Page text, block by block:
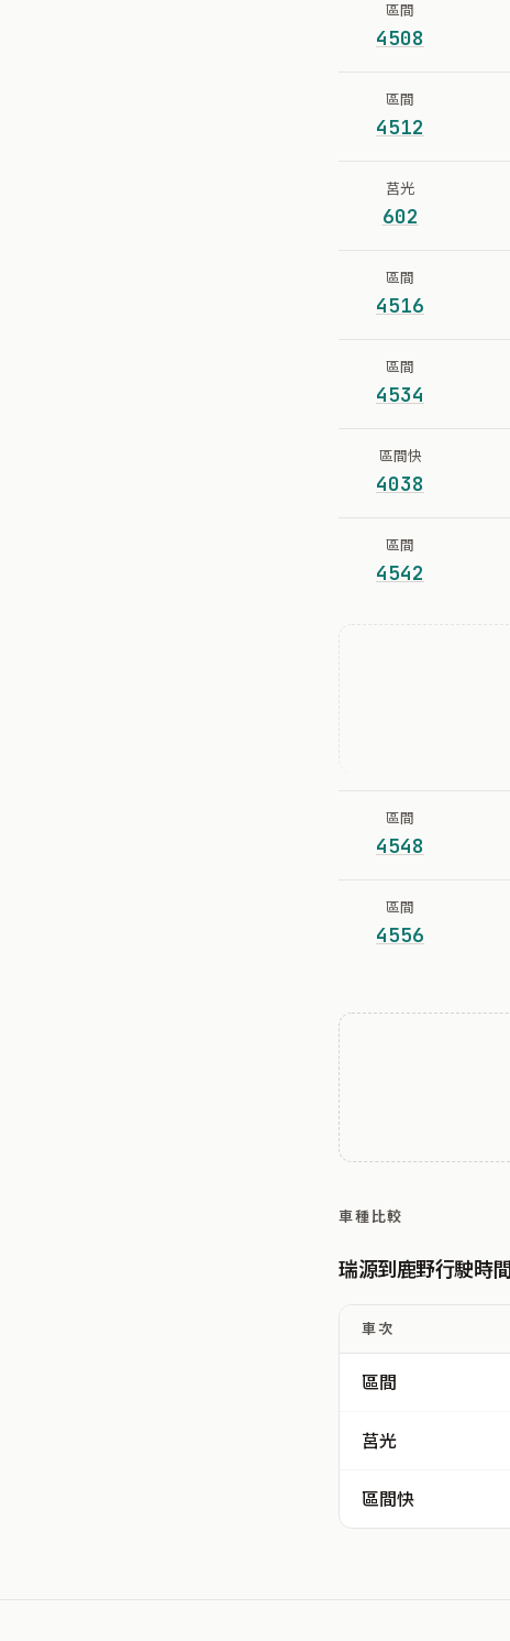
區間
4508
區間
4512
莒光
602
區間
4516
區間
4534
區間快
4038
區間
4542
區間
4548
區間
4556
車種比較
瑞源到鹿野行駛時間
車次
區間
莒光
區間快